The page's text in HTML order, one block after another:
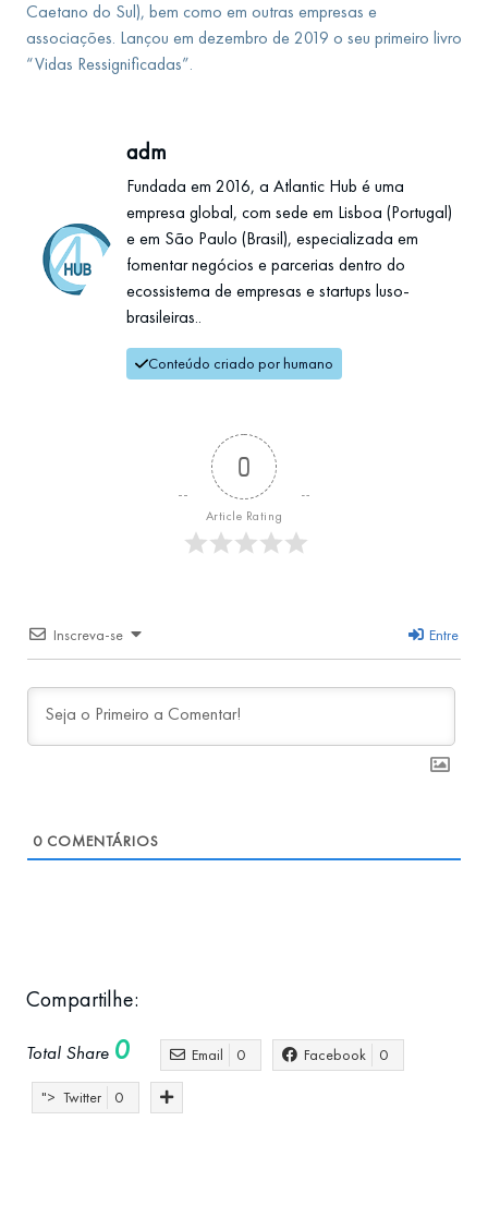
Caetano do Sul), bem como em outras empresas e
associações. Lançou em dezembro de 2019 o seu primeiro livro
“Vidas Ressignificadas”.
adm
Fundada em 2016, a Atlantic Hub é uma
empresa global, com sede em Lisboa (Portugal)
e em São Paulo (Brasil), especializada em
fomentar negócios e parcerias dentro do
ecossistema de empresas e startups luso-
brasileiras..
Conteúdo criado por humano
0
Article Rating
Inscreva-se Entre
0 COMENTÁRIOS
Compartilhe:
Total Share 0 Email 0 Facebook 0
"> Twitter 0